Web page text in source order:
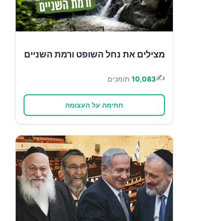
מצילים את נחל השופט ורמת השניים
✍️
10,083 תומכים
חתימה על העצומה